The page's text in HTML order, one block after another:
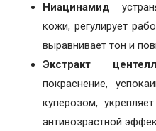
Ниацинамид
кожи, регулирует
выравнивает тон и
Экстракт
покраснение,
куперозом,
антивозрастной